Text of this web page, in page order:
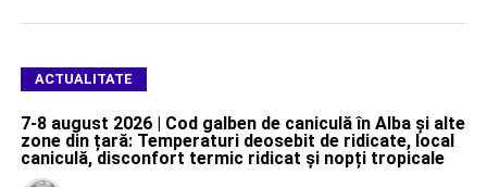
ACTUALITATE
7-8 august 2026 | Cod galben de caniculă în Alba și alte
zone din țară: Temperaturi deosebit de ridicate, local
caniculă, disconfort termic ridicat și nopți tropicale